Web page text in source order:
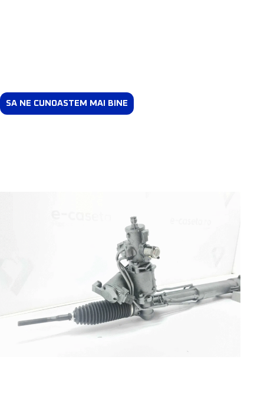
SA NE CUNOASTEM MAI BINE